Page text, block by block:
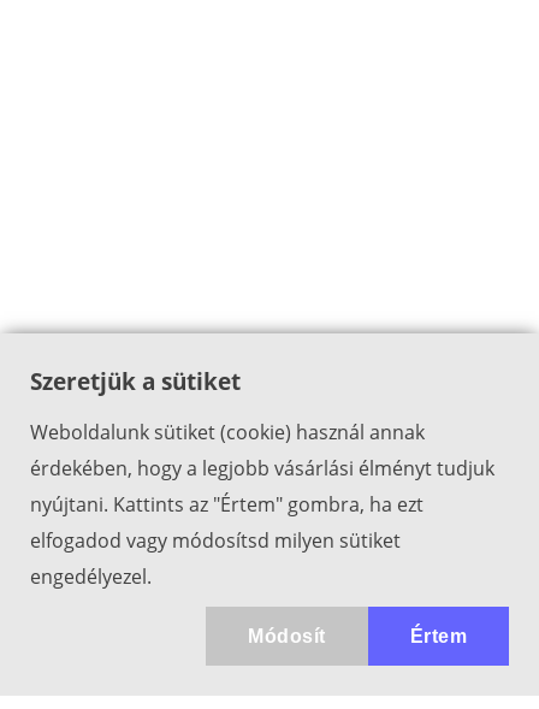
Szeretjük a sütiket
Weboldalunk sütiket (cookie) használ annak
érdekében, hogy a legjobb vásárlási élményt tudjuk
nyújtani. Kattints az "Értem" gombra, ha ezt
elfogadod vagy módosítsd milyen sütiket
engedélyezel.
Értem
Módosít